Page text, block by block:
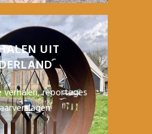
UIT
verhalen, reportages